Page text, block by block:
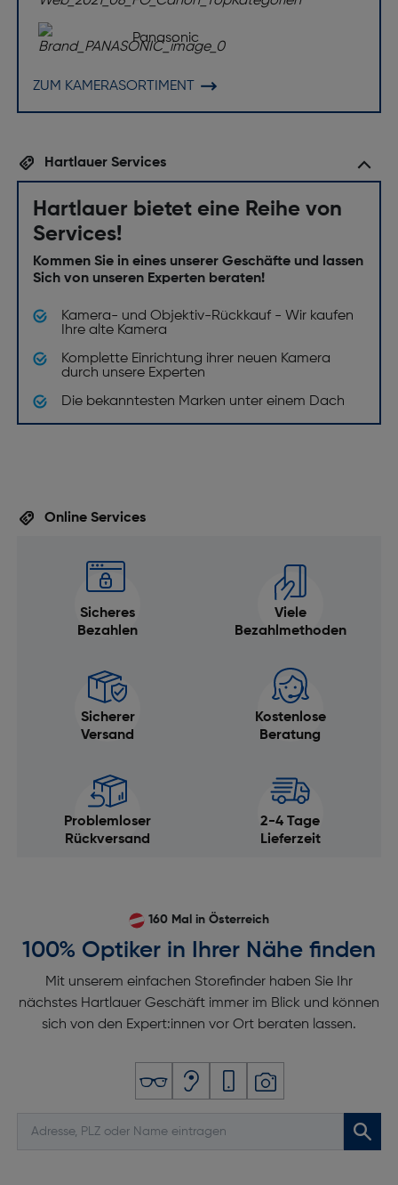
Panasonic
ZUM KAMERASORTIMENT
Hartlauer Services
Hartlauer bietet eine Reihe von
Services!
Kommen Sie in eines unserer Geschäfte und lassen
Sich von unseren Experten beraten!
Kamera- und Objektiv-Rückkauf - Wir kaufen
Ihre alte Kamera
Komplette Einrichtung ihrer neuen Kamera
durch unsere Experten
Die bekanntesten Marken unter einem Dach
Online Services
Sicheres
Bezahlen
Viele
Bezahlmethoden
Sicherer
Versand
Kostenlose
Beratung
Problemloser
Rückversand
2-4 Tage
Lieferzeit
160 Mal in Österreich
100% Optiker in Ihrer Nähe finden
Mit unserem einfachen Storefinder haben Sie Ihr
nächstes Hartlauer Geschäft immer im Blick und können
sich von den Expert:innen vor Ort beraten lassen.